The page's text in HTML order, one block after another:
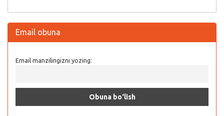
Email obuna
Email manzilingizni yozing: